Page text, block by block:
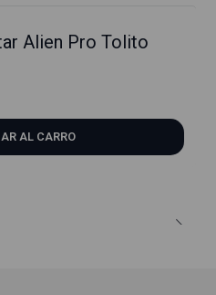
Alien Pro Tolito
AL CARRO